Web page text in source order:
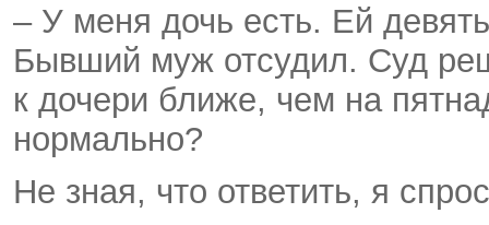
– У меня дочь есть. Ей
Бывший муж отсудил. Суд
к дочери ближе, чем на
нормально?
Не зная, что ответить, я